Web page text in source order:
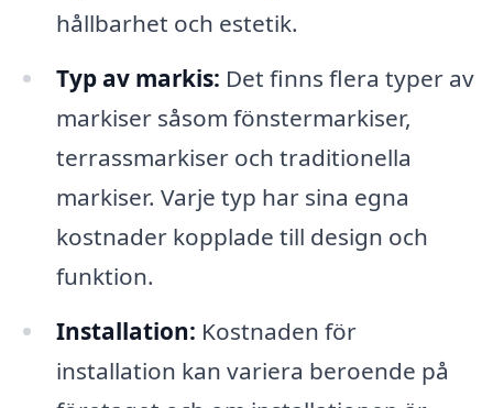
hållbarhet och estetik.
Typ av markis: Det finns flera typer av
markiser såsom fönstermarkiser,
terrassmarkiser och traditionella
markiser. Varje typ har sina egna
kostnader kopplade till design och
funktion.
Installation: Kostnaden för
installation kan variera beroende på